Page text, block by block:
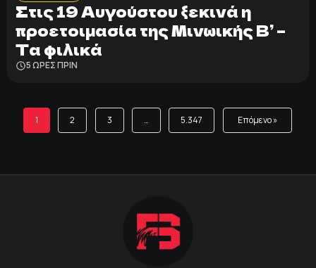
Στις 19 Αυγούστου ξεκινά η
προετοιμασία της Μινωικής Β’ –
Τα φιλικά
5 ΩΡΕΣ ΠΡΙΝ
1 2 3 … 5.347 Επόμενο »